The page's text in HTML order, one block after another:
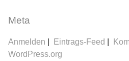
Meta
Anmelden Eintrags-Feed
WordPress.org